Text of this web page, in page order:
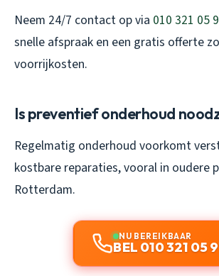
Neem 24/7 contact op via 010 321 05
snelle afspraak en een gratis offerte
voorrijkosten.
Is preventief onderhoud
Regelmatig onderhoud voorkomt
kostbare reparaties, vooral in oudere
Rotterdam.
NU BEREIKBAAR
BEL 010 321 05